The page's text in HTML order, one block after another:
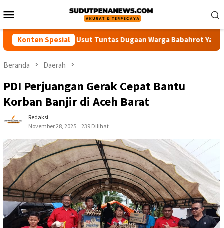
ke
Mobile
Konten Spesial
Desak Polisi Usut Tuntas Dugaan Warga Babahrot Yang Hilang
Beranda Daerah
PDI Perjuangan Gerak Cepat Bantu
Korban Banjir di Aceh Barat
Redaksi
November 28, 2025
239 Dilihat